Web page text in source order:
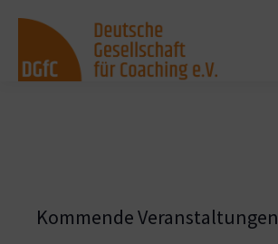
Kommende Veranstaltungen